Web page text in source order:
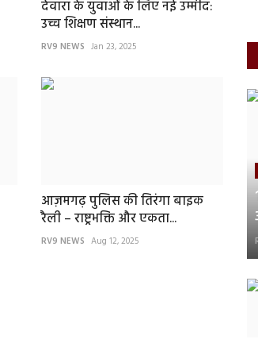
देवारा के युवाओं के लिए नई उम्मीद:
उच्च शिक्षण संस्थान...
RV9 NEWS Jan 23, 2025
आज़मगढ़ पुलिस की तिरंगा बाइक
रैली – राष्ट्रभक्ति और एकता...
RV9 NEWS Aug 12, 2025